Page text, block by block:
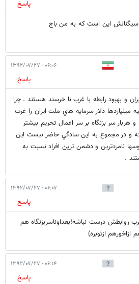
پاسخ
این است که به من باج
۰۶:۰۶ - ۱۳۹۲/۰۷/۲۷
پاسخ
و بهبود رابطه با غرب نا خرسند هستند . چرا
ميلياردها دلار سرمايه هاي ملت ايران را غرت
هربار سر بزنگاه بر سر اعمال تحريم بيشتر
و در مجموع به اين سادگي حاضر نيست اين
نامردترين و دشمن ترين افراد نسبت به
.
۰۶:۰۷ - ۱۳۹۲/۰۷/۲۷
پاسخ
روابطش درست نباشه!بعداوناسربزنگاه هم
ازاخورهم ازتوبره)
۰۶:۱۴ - ۱۳۹۲/۰۷/۲۷
پاسخ